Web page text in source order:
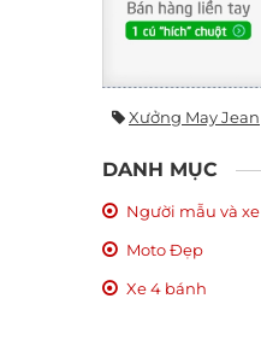
Xưởng May Jean
DANH MỤC
Người mẫu và
Moto Đẹp
Xe 4 bánh